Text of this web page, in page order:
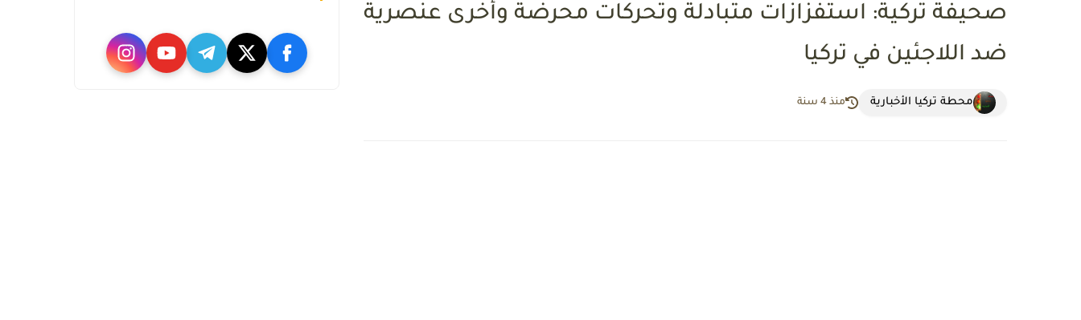
صحيفة تركية: استفزازات متبادلة وتحركات محرضة وأخرى عنصرية
ضد اللاجئين في تركيا
محطة تركيا الأخبارية منذ 4 سنة